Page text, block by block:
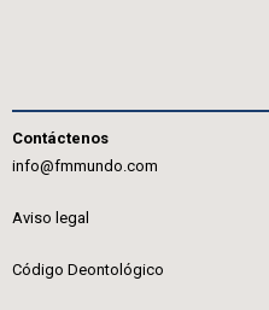
Contáctenos
info@fmmundo.com
Aviso legal
Código Deontológico